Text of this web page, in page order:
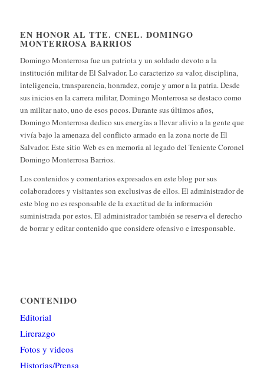
EN HONOR AL TTE. CNEL. DOMINGO
MONTERROSA BARRIOS
Domingo Monterrosa fue un patriota y un soldado devoto a la
institución militar de El Salvador. Lo caracterizo su valor, disciplina,
inteligencia, transparencia, honradez, coraje y amor a la patria. Desde
sus inicios en la carrera militar, Domingo Monterrosa se destaco como
un militar nato, uno de esos pocos. Durante sus últimos años,
Domingo Monterrosa dedico sus energías a llevar alivio a la gente que
vivía bajo la amenaza del conflicto armado en la zona norte de El
Salvador. Este sitio Web es en memoria al legado del Teniente Coronel
Domingo Monterrosa Barrios.
Los contenidos y comentarios expresados en este blog por sus
colaboradores y visitantes son exclusivas de ellos. El administrador de
este blog no es responsable de la exactitud de la información
suministrada por estos. El administrador también se reserva el derecho
de borrar y editar contenido que considere ofensivo e irresponsable.
CONTENIDO
Editorial
Lirerazgo
Fotos y videos
Historias/Prensa